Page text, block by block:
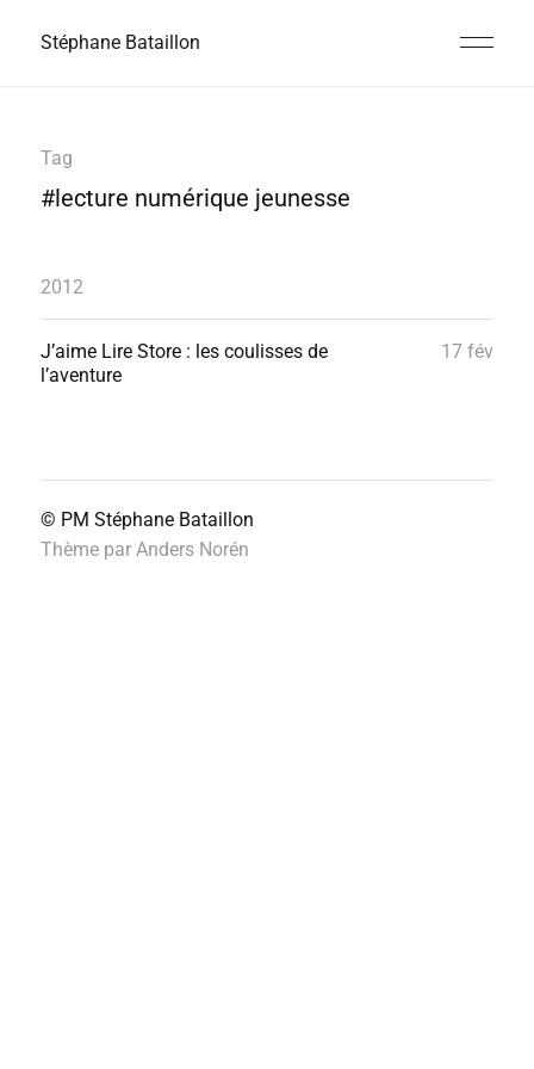
Stéphane Bataillon
Tag
#lecture numérique jeunesse
2012
J’aime Lire Store : les coulisses de
l’aventure
17 fév
© PM Stéphane Bataillon
Thème par Anders Norén